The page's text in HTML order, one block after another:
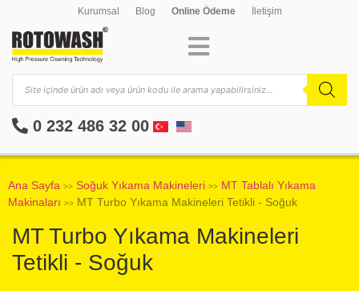
Kurumsal Blog Online Ödeme İletişim
0 232 486 32 00
Ana Sayfa >> Soğuk Yıkama Makineleri >> MT Tablalı Yıkama
Makinaları >> MT Turbo Yıkama Makineleri Tetikli - Soğuk
MT Turbo Yıkama Makineleri
Tetikli - Soğuk